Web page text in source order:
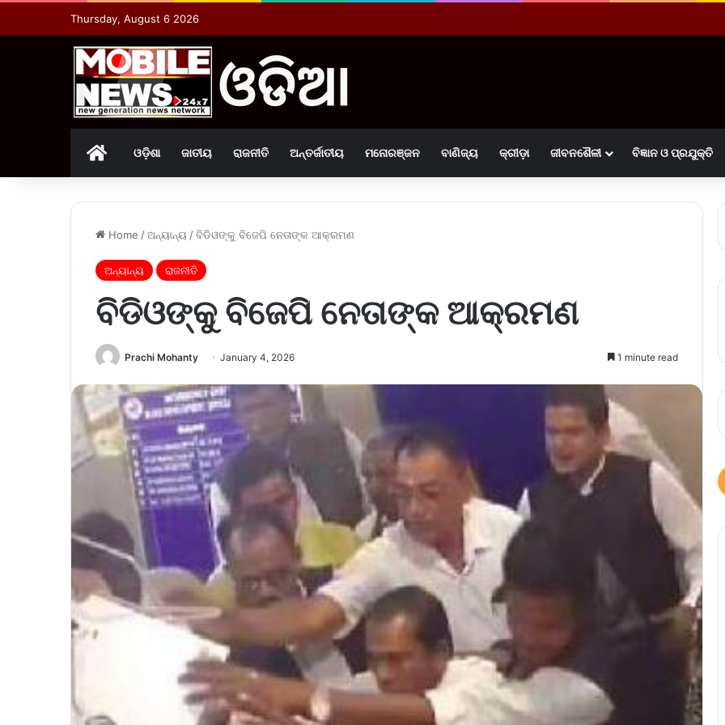
Thursday, August 6 2026
Homeଓଡ଼ିଶା ଜାତୀୟ ରାଜନୀତି ଅନ୍ତର୍ଜାତୀୟ ମନୋରଞ୍ଜନ ବାଣିଜ୍ୟ କ୍ରୀଡ଼ା ଜୀବନଶୈଳୀ ବିଜ୍ଞାନ ଓ ପ୍ରଯୁକ୍ତି
Home /ଅନ୍ୟାନ୍ୟ /ବିଡିଓଙ୍କୁ ବିଜେପି ନେତାଙ୍କ ଆକ୍ରମଣ
ଅନ୍ୟାନ୍ୟ ରାଜନୀତି
ବିଡିଓଙ୍କୁ ବିଜେପି ନେତାଙ୍କ ଆକ୍ରମଣ
Prachi Mohanty January 4, 2026 1 minute read